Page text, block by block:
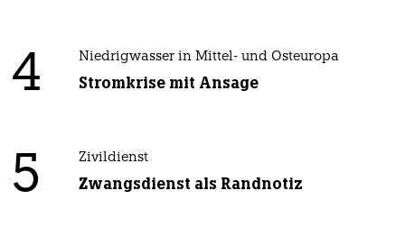
4 Niedrigwasser in Mittel- und Osteuropa
Stromkrise mit Ansage
5 Zivildienst
Zwangsdienst als Randnotiz